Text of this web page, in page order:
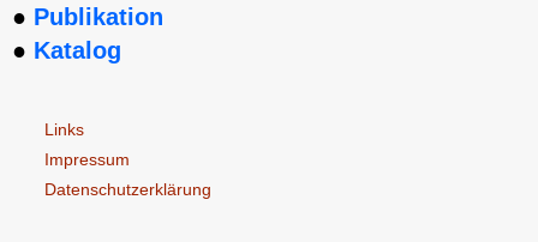
● Publikation
● Katalog
Links
Impressum
Datenschutzerklärung